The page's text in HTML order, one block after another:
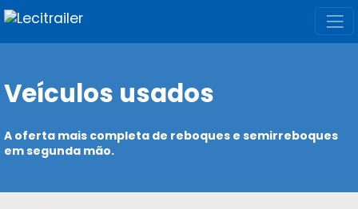
Veículos usados
A oferta mais completa de reboques e semirreboques
em segunda mão.